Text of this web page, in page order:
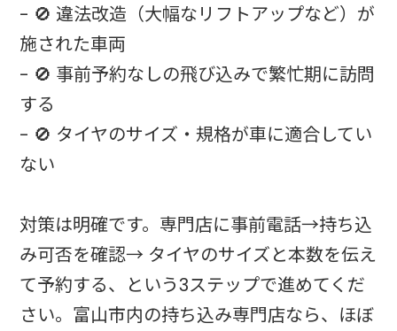
- 🚫 違法改造（大幅なリフトアップなど）が
施された車両
- 🚫 事前予約なしの飛び込みで繁忙期に訪問
する
- 🚫 タイヤのサイズ・規格が車に適合してい
ない
対策は明確です。専門店に事前電話→持ち込
み可否を確認→ タイヤのサイズと本数を伝え
て予約する、という3ステップで進めてくだ
さい。富山市内の持ち込み専門店なら、ほぼ